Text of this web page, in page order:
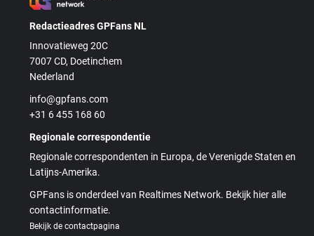
Redactieadres GPFans NL
Innovatieweg 20C
7007 CD, Doetinchem
Nederland
info@gpfans.com
+31 6 455 168 60
Regionale correspondentie
Regionale correspondenten in Europa, de Verenigde Staten en
Latijns-Amerika.
GPFans is onderdeel van Realtimes Network. Bekijk hier alle
contactinformatie.
Bekijk de contactpagina